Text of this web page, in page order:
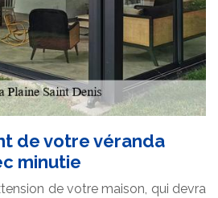
de votre véranda
minutie
de votre maison, qui devra